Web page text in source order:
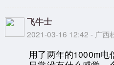
飞牛士
2021-03-16 12:42 - 广西
用了两年的1000m电